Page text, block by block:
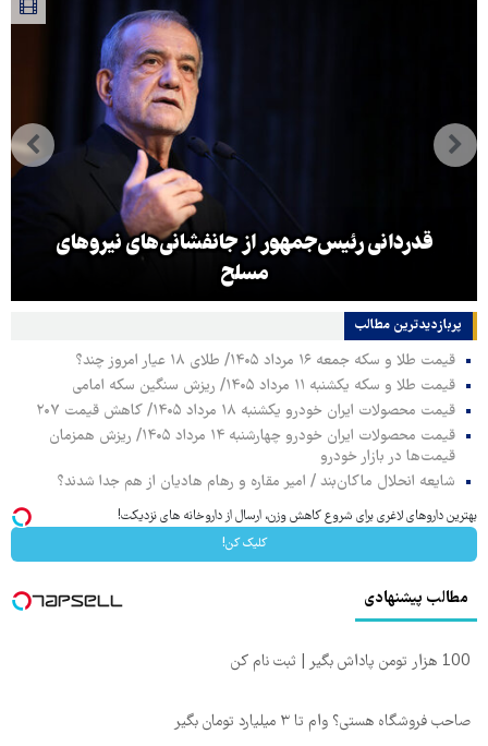
قدردانی رئیس‌جمهور از جانفشانی‌های نیروهای
مسلح
پربازدیدترین‌ مطالب
قیمت طلا و سکه جمعه ۱۶ مرداد ۱۴۰۵/ طلای ۱۸ عیار امروز چند؟
قیمت طلا و سکه یکشنبه ۱۱ مرداد ۱۴۰۵/ ریزش سنگین سکه امامی
قیمت محصولات ایران خودرو یکشنبه ۱۸ مرداد ۱۴۰۵/ کاهش قیمت ۲۰۷
قیمت محصولات ایران خودرو چهارشنبه ۱۴ مرداد ۱۴۰۵/ ریزش همزمان
قیمت‌ها در بازار خودرو
شایعه انحلال ماکان‌بند / امیر مقاره و رهام هادیان از هم جدا شدند؟
بهترین داروهای لاغری برای شروع کاهش وزن، ارسال از داروخانه های نزدیکت!
کلیک کن!
مطالب پیشنهادی
100 هزار تومن پاداش بگیر | ثبت نام کن
صاحب فروشگاه هستی؟ وام تا ۳ میلیارد تومان بگیر